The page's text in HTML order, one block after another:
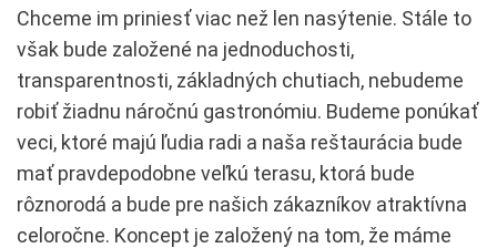
Chceme im priniesť viac než len nasýtenie. Stále to
však bude založené na jednoduchosti,
transparentnosti, základných chutiach, nebudeme
robiť žiadnu náročnú gastronómiu. Budeme ponúkať
veci, ktoré majú ľudia radi a naša reštaurácia bude
mať pravdepodobne veľkú terasu, ktorá bude
rôznorodá a bude pre našich zákazníkov atraktívna
celoročne. Koncept je založený na tom, že máme